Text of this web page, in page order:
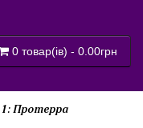
0 товар(ів) - 0.00грн
Протерра